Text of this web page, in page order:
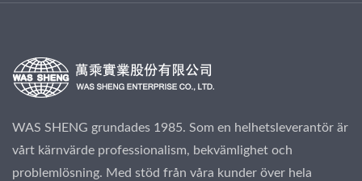
WAS SHENG grundades 1985. Som en helhetsleverantör är
vårt kärnvärde professionalism, bekvämlighet och
problemlösning. Med stöd från våra kunder över hela